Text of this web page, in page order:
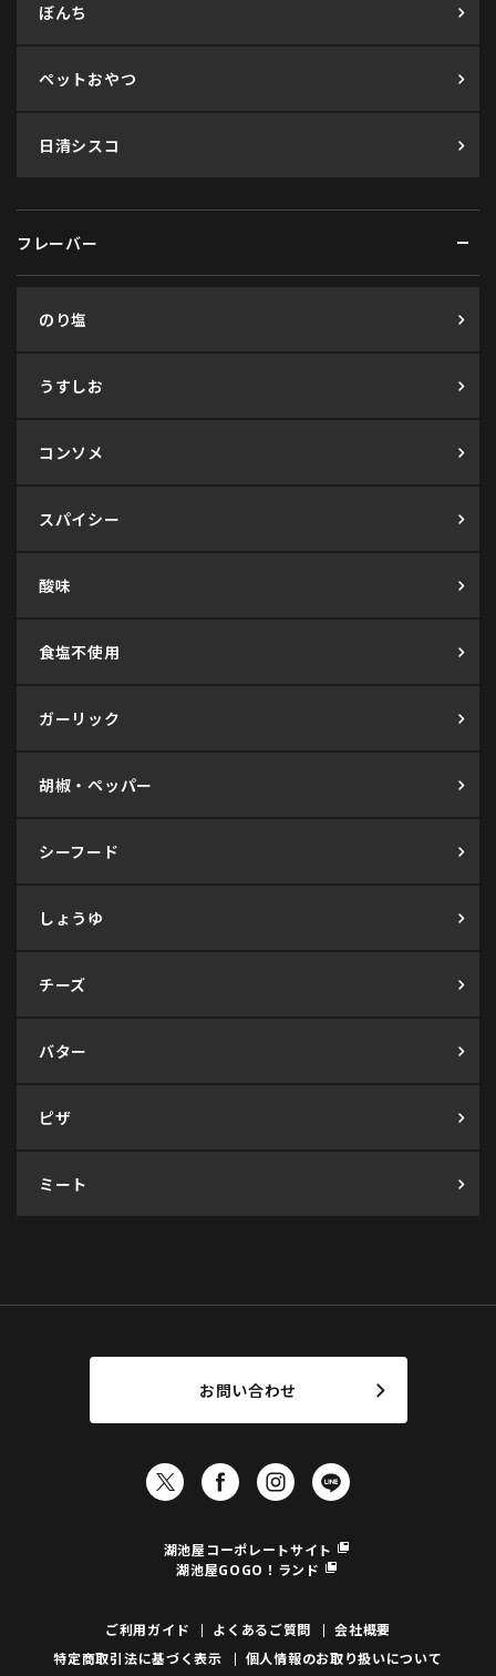
ぼんち
ペットおやつ
日清シスコ
フレーバー
のり塩
うすしお
コンソメ
スパイシー
酸味
食塩不使用
ガーリック
胡椒・ペッパー
シーフード
しょうゆ
チーズ
バター
ピザ
ミート
お問い合わせ
湖池屋コーポレートサイト
湖池屋GOGO！ランド
ご利用ガイド よくあるご質問
会社概要
特定商取引法に基づく表示
個人情報のお取り扱いについて